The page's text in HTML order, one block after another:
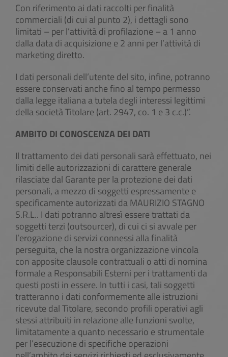
Con riferimento ai dati raccolti per finalità
commerciali (di cui al punto 2), i dettagli sono
limitati – per l’attività di profilazione – a 1 anno
dalla data di acquisizione e 2 anni per l’attività di
marketing diretto.
I dati personali dell’utente del sito, infine, potranno
essere conservati anche fino al tempo permesso
dalla legge italiana a tutela degli interessi legittimi
della società Titolare (art. 2947, co. 1 e 3 c.c.)”.
AMBITO DI CONOSCENZA DEI DATI
Il trattamento dei dati personali sarà effettuato, nei
limiti delle autorizzazioni di carattere generale
rilasciate dal Garante per la protezione dei dati
personali, a mezzo di soggetti espressamente e
specificamente autorizzati da MAURIZIO STAGNO
S.R.L.. I dati potranno altresì essere trattati da
soggetti terzi (outsourcer), di cui ci si avvale per
l’erogazione di servizi connessi alla finalità
perseguita, che la nostra organizzazione vincola
con apposite clausole contrattuali o atti di nomina
formale a Responsabili Esterni per i trattamenti da
questi posti in essere. In tutti i casi, tali soggetti
tratteranno i dati conformemente alle istruzioni
ricevute dal Titolare, secondo profili operativi agli
stessi attribuiti in relazione alle funzioni svolte,
limitatamente a quanto necessario e strumentale
per l’esecuzione di specifiche operazioni